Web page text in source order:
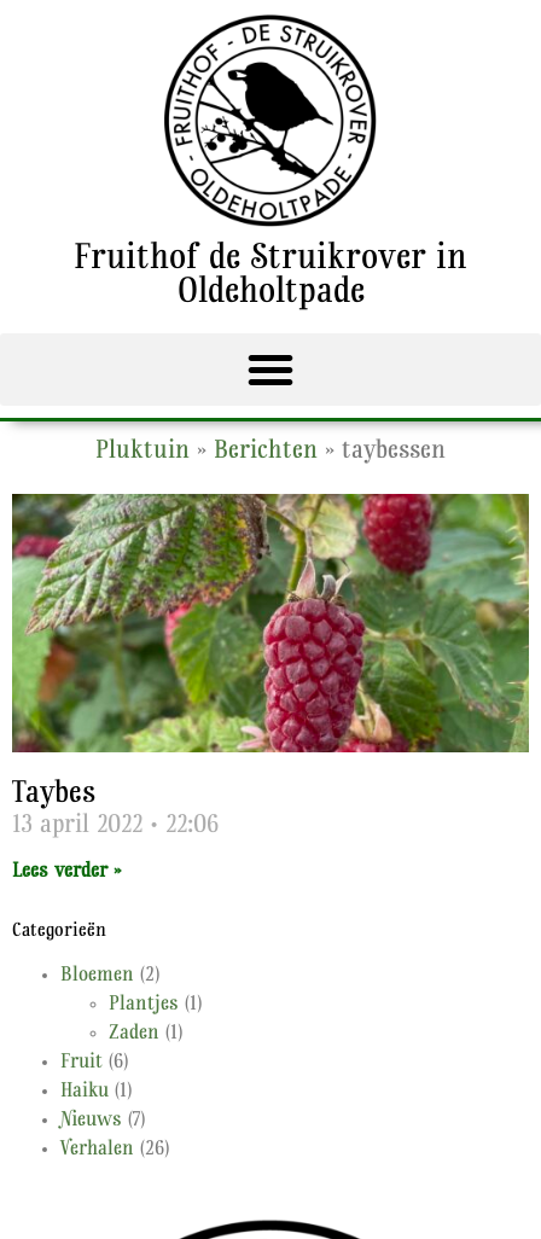
Fruithof de Struikrover in
Oldeholtpade
Pluktuin » Berichten » taybessen
Taybes
13 april 2022 22:06
Lees verder »
Categorieën
Bloemen (2)
Plantjes (1)
Zaden (1)
Fruit (6)
Haiku (1)
Nieuws (7)
Verhalen (26)